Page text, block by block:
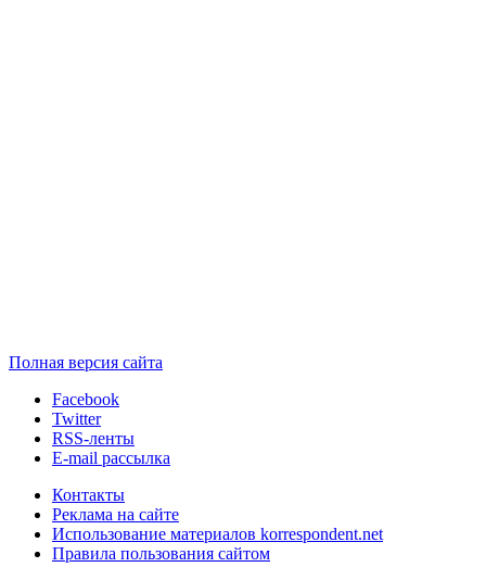
Полная версия сайта
Facebook
Twitter
RSS-ленты
E-mail рассылка
Контакты
Реклама на сайте
Использование материалов korrespondent.net
Правила пользования сайтом